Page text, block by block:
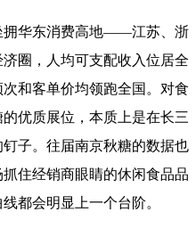
拥华东消费高地——江苏、浙
圈，人均可支配收入位居全
和客单价均领跑全国。对食
优质展位，本质上是在长三
子。往届南京秋糖的数据也
住经销商眼睛的休闲食品品
都会明显上一个台阶。